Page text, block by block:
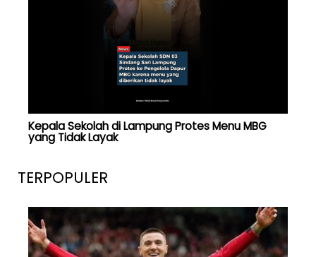
Kepala Sekolah di Lampung Protes Menu MBG
yang Tidak Layak
TERPOPULER